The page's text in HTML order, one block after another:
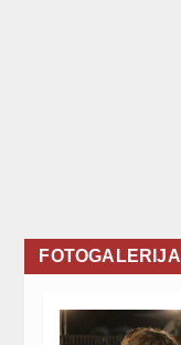
FOTOGALERIJA